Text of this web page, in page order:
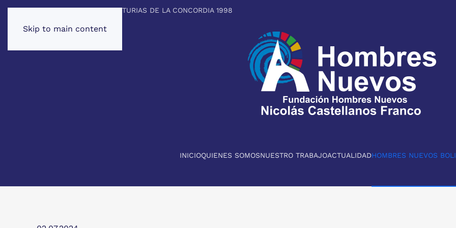
Skip to main content
PREMIO PRINCIPE DE ASTURIAS DE LA CONCORDIA 1998
INICIOQUIENES SOMOSNUESTRO TRABAJOACTUALIDADHOMBRES NUEVOS